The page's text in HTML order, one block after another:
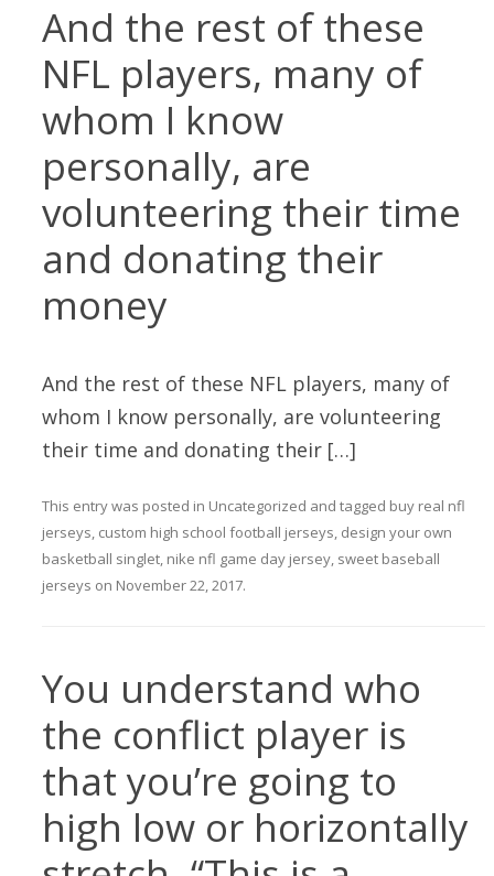
And the rest of these
NFL players, many of
whom I know
personally, are
volunteering their time
and donating their
money
And the rest of these NFL players, many of
whom I know personally, are volunteering
their time and donating their […]
This entry was posted in Uncategorized and tagged buy real nfl
jerseys, custom high school football jerseys, design your own
basketball singlet, nike nfl game day jersey, sweet baseball
jerseys on November 22, 2017.
You understand who
the conflict player is
that you’re going to
high low or horizontally